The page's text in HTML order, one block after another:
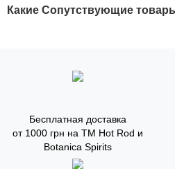
Какие Сопутствующие
Бесплатная доставка
от 1000 грн на ТМ Hot Rod и
Botanica Spirits